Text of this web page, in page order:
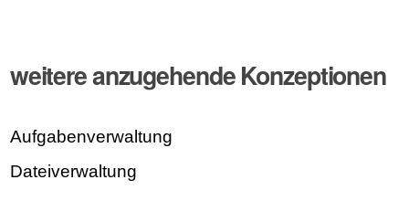
weitere anzugehende Konzeptionen
Aufgabenverwaltung
Dateiverwaltung